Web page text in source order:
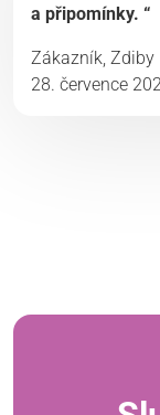
a připomínky. “
Zákazník, Zdiby
28. července